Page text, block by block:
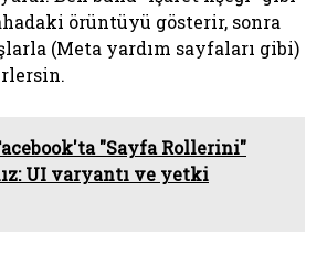
örüntüyü gösterir, sonra
(Meta yardım sayfaları gibi)
"Sayfa Rollerini"
UI varyantı ve yetki